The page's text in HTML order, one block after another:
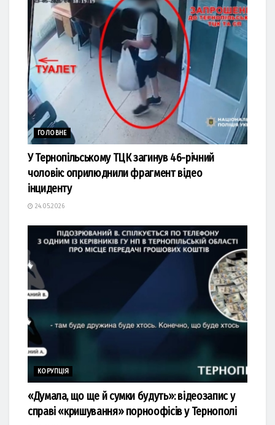
ГОЛОВНЕ
У Тернопільському ТЦК загинув 46-річний
чоловік: оприлюднили фрагмент відео
інциденту
24.05.2026
КОРУПЦІЯ
«Думала, що ще й сумки будуть»: відеозапис у
справі «кришування» порноофісів у Тернополі